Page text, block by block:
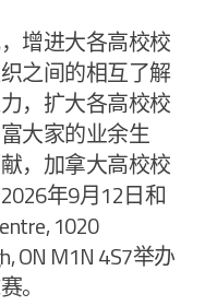
增进大各高校校
之间的相互了解
，扩大各高校校
大家的业余生
，加拿大高校校
年9月12日和
1020
ON M1N 4S7举办
。